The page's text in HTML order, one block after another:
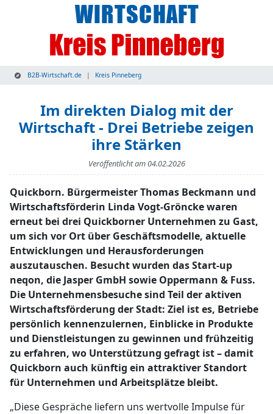
B2B-Wirtschaft.de Kreis Pinneberg
Im direkten Dialog mit der
Wirtschaft - Drei Betriebe zeigen
ihre Stärken
Veröffentlicht am04.02.2026
Quickborn. Bürgermeister Thomas Beckmann und
Wirtschaftsförderin Linda Vogt-Gröncke waren
erneut bei drei Quickborner Unternehmen zu Gast,
um sich vor Ort über Geschäftsmodelle, aktuelle
Entwicklungen und Herausforderungen
auszutauschen. Besucht wurden das Start-up
neqon, die Jasper GmbH sowie Oppermann & Fuss.
Die Unternehmensbesuche sind Teil der aktiven
Wirtschaftsförderung der Stadt: Ziel ist es, Betriebe
persönlich kennenzulernen, Einblicke in Produkte
und Dienstleistungen zu gewinnen und frühzeitig
zu erfahren, wo Unterstützung gefragt ist – damit
Quickborn auch künftig ein attraktiver Standort
für Unternehmen und Arbeitsplätze bleibt.
„Diese Gespräche liefern uns wertvolle Impulse für